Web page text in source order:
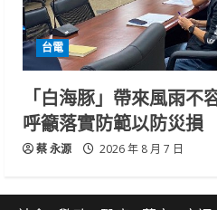
台電
「白海豚」帶來風雨
呼籲落實防範以防災損
蔡 永源 2026 年 8 月 7 日